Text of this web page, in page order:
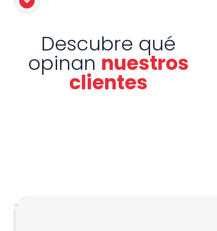
Descubre qué
opinan nuestros
clientes